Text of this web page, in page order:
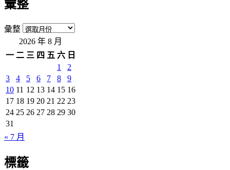
彙整
彙整
2026 年 8 月
一 二 三 四 五 六 日
1
2
3
4 5 6 7 8
9
10 11 12 13 14 15 16
17 18 19 20 21 22 23
24 25 26 27 28 29 30
31
« 7 月
標籤